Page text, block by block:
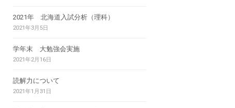
2021年 北海道入試分析（理科）
2021年3月5日
学年末 大勉強会実施
2021年2月16日
読解力について
2021年1月31日